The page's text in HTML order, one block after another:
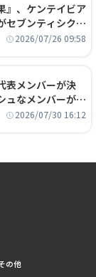
』、ケンテイビア
セブンティシクサ
2026/07/26 09:58
表メンバーが決
ュなメンバーが日
2026/07/30 16:12
の他